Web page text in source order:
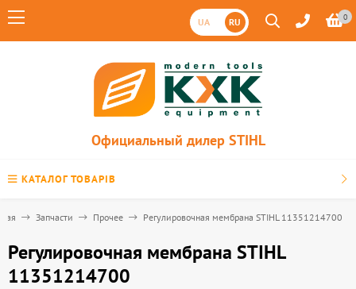
UA RU 0
Официальный дилер STIHL
КАТАЛОГ ТОВАРІВ
Запчасти Прочее Регулировочная мембрана STIHL 11351214700
Регулировочная мембрана STIHL
11351214700